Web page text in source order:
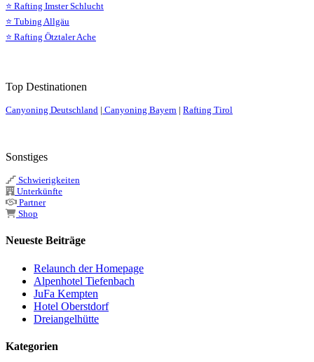
⭐ Rafting Imster Schlucht
⭐ Tubing Allgäu
⭐ Rafting Ötztaler Ache
Top Destinationen
Canyoning Deutschland | Canyoning Bayern | Rafting Tirol
Sonstiges
Schwierigkeiten
Unterkünfte
Partner
Shop
Neueste Beiträge
Relaunch der Homepage
Alpenhotel Tiefenbach
JuFa Kempten
Hotel Oberstdorf
Dreiangelhütte
Kategorien